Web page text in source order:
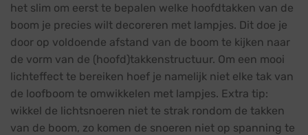
het slim om eerst te bepalen welke hoofdtakken van de
boom je precies wilt decoreren met lampjes. Dit doe je
door op voldoende afstand van de boom te kijken naar
de vorm van de (hoofd)takkenstructuur. Om een mooi
lichteffect te bereiken hoef je namelijk niet elke tak van
de loofboom te omwikkelen met lampjes. Extra tip:
wikkel de lichtsnoeren niet te strak rondom de takken
van de boom, zo komen de snoeren niet op spanning te